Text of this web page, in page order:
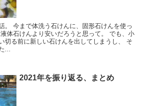
。 今まで体洗う石けんに、固形石けんを使っ
体石けんより安いだろうと思って。 でも、小
切る前に新しい石けんを出してしまうし、 そ
...
2021年を振り返る、まとめ